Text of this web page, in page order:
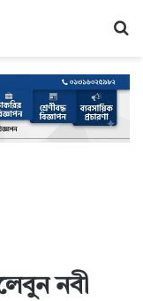
নবী